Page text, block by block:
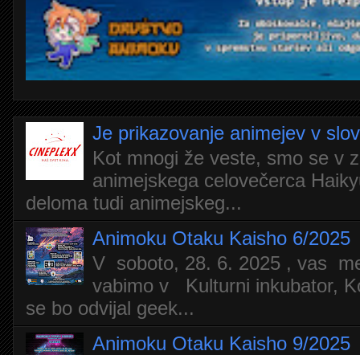
Je prikazovanje animejev v
Kot mnogi že veste, smo se v
animejskega celovečerca
deloma tudi animejskeg...
Animoku Otaku Kaisho 6/2025
V soboto, 28. 6. 2025 , vas
vabimo v Kulturni inkubator,
se bo odvijal geek...
Animoku Otaku Kaisho 9/2025